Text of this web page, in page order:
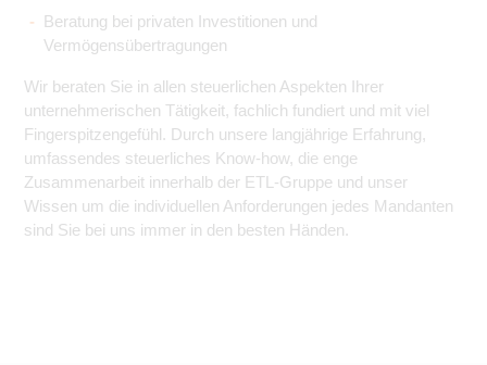
Beratung bei privaten Investitionen und
Vermögensübertragungen
Wir beraten Sie in allen steuerlichen Aspekten Ihrer
unternehmerischen Tätigkeit, fachlich fundiert und mit viel
Fingerspitzengefühl. Durch unsere langjährige Erfahrung,
umfassendes steuerliches Know-how, die enge
Zusammenarbeit innerhalb der ETL-Gruppe und unser
Wissen um die individuellen Anforderungen jedes Mandanten
sind Sie bei uns immer in den besten Händen.